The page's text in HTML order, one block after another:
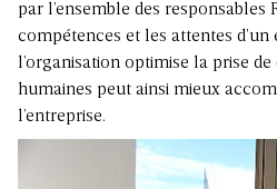
par l’ensemble des responsables
compétences et les attentes
l’organisation optimise la prise
humaines peut ainsi mieux
l’entreprise.